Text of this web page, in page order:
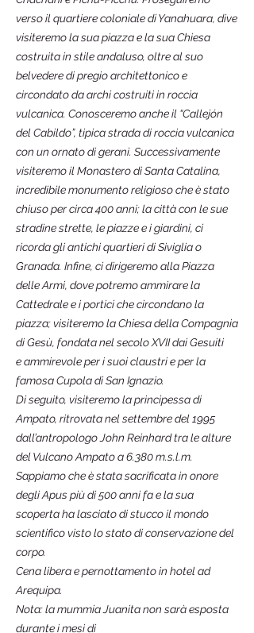
verso il quartiere coloniale di Yanahuara, dive
visiteremo la sua piazza e la sua Chiesa
costruita in stile andaluso, oltre al suo
belvedere di pregio architettonico e
circondato da archi costruiti in roccia
vulcanica. Conosceremo anche il “Callejón
del Cabildo”, tipica strada di roccia vulcanica
con un ornato di gerani. Successivamente
visiteremo il Monastero di Santa Catalina,
incredibile monumento religioso che è stato
chiuso per circa 400 anni; la città con le sue
stradine strette, le piazze e i giardini, ci
ricorda gli antichi quartieri di Siviglia o
Granada. Infine, ci dirigeremo alla Piazza
delle Armi, dove potremo ammirare la
Cattedrale e i portici che circondano la
piazza; visiteremo la Chiesa della Compagnia
di Gesù, fondata nel secolo XVII dai Gesuiti
e ammirevole per i suoi claustri e per la
famosa Cupola di San Ignazio.
Di seguito, visiteremo la principessa di
Ampato, ritrovata nel settembre del 1995
dall’antropologo John Reinhard tra le alture
del Vulcano Ampato a 6.380 m.s.l.m.
Sappiamo che è stata sacrificata in onore
degli Apus più di 500 anni fa e la sua
scoperta ha lasciato di stucco il mondo
scientifico visto lo stato di conservazione del
corpo.
Cena libera e pernottamento in hotel ad
Arequipa.
Nota: la mummia Juanita non sarà esposta
durante i mesi di